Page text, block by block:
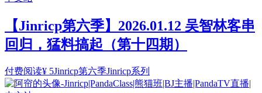
【Jinricp第六季】2026.01.12 吴智林客串
回归，猛料搞起（第十四期）
付费阅读¥ 5Jinricp第六季Jinricp系列